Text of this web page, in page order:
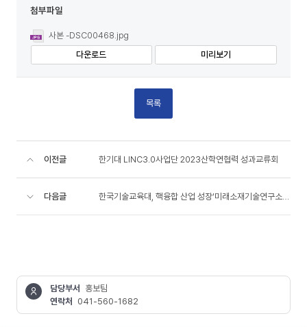
첨부파일
사본 -DSC00468.jpg
다운로드
미리보기
목록
이전글 한기대 LINC3.0사업단 2023산학연협력 성과교류회
다음글 한국기술교육대, 핵융합 산업 성장‘미래소재기술연구소’출범
담당부서
홍보팀
연락처
041-560-1682